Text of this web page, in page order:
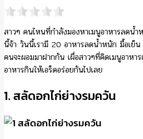
สาวๆ คนไหนที่กำลังมองหาเมนูอาหารลดน้
นี้จ้า วันนี้เรามี 20 อาหารลดน้ำหนัก มื้อเย็น
คนจะผอมมาฝากกัน เผื่อสาวๆที่คิดเมนูอาหา
อาหารกินให้เอร็ดอร่อยกันไปเลย
1. สลัดอกไก่ย่างรมควัน